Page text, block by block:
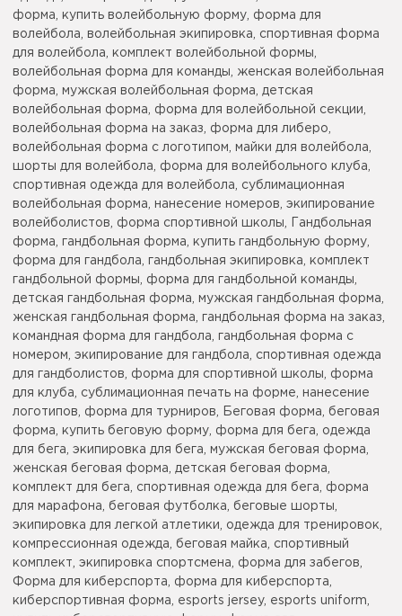
форма, купить волейбольную форму, форма для
волейбола, волейбольная экипировка, спортивная форма
для волейбола, комплект волейбольной формы,
волейбольная форма для команды, женская волейбольная
форма, мужская волейбольная форма, детская
волейбольная форма, форма для волейбольной секции,
волейбольная форма на заказ, форма для либеро,
волейбольная форма с логотипом, майки для волейбола,
шорты для волейбола, форма для волейбольного клуба,
спортивная одежда для волейбола, сублимационная
волейбольная форма, нанесение номеров, экипирование
волейболистов, форма спортивной школы, Гандбольная
форма, гандбольная форма, купить гандбольную форму,
форма для гандбола, гандбольная экипировка, комплект
гандбольной формы, форма для гандбольной команды,
детская гандбольная форма, мужская гандбольная форма,
женская гандбольная форма, гандбольная форма на заказ,
командная форма для гандбола, гандбольная форма с
номером, экипирование для гандбола, спортивная одежда
для гандболистов, форма для спортивной школы, форма
для клуба, сублимационная печать на форме, нанесение
логотипов, форма для турниров, Беговая форма, беговая
форма, купить беговую форму, форма для бега, одежда
для бега, экипировка для бега, мужская беговая форма,
женская беговая форма, детская беговая форма,
комплект для бега, спортивная одежда для бега, форма
для марафона, беговая футболка, беговые шорты,
экипировка для легкой атлетики, одежда для тренировок,
компрессионная одежда, беговая майка, спортивный
комплект, экипировка спортсмена, форма для забегов,
Форма для киберспорта, форма для киберспорта,
киберспортивная форма, esports jersey, esports uniform,